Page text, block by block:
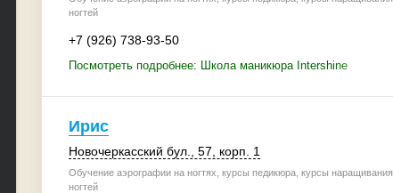
ногтей
+7 (926) 738-93-50
Посмотреть подробнее: Школа маникюра Intershine
Ирис
Новочеркасский бул., 57, корп. 1
Обучение аэрографии на ногтях, курсы педикюра, курсы наращивания
ногтей